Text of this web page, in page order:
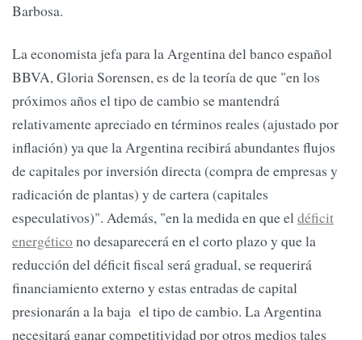
Barbosa.
La economista jefa para la Argentina del banco español
BBVA, Gloria Sorensen, es de la teoría de que "en los
próximos años el tipo de cambio se mantendrá
relativamente apreciado en términos reales (ajustado por
inflación) ya que la Argentina recibirá abundantes flujos
de capitales por inversión directa (compra de empresas y
radicación de plantas) y de cartera (capitales
especulativos)". Además, "en la medida en que eldéficit
energéticono desaparecerá en el corto plazo y que la
reducción del déficit fiscal será gradual, se requerirá
financiamiento externo y estas entradas de capital
presionarán a la baja el tipo de cambio. La Argentina
necesitará ganar competitividad por otros medios tales